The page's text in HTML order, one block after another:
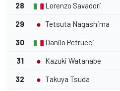
28 Lorenzo Savadori
29 Tetsuta Nagashima
30 Danilo Petrucci
31 Kazuki Watanabe
32 Takuya Tsuda